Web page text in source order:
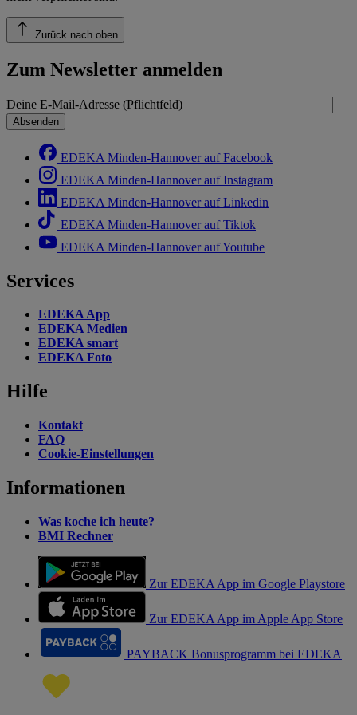
Zurück nach oben
Zum Newsletter anmelden
Deine E-Mail-Adresse (Pflichtfeld)
Absenden
EDEKA Minden-Hannover auf Facebook
EDEKA Minden-Hannover auf Instagram
EDEKA Minden-Hannover auf Linkedin
EDEKA Minden-Hannover auf Tiktok
EDEKA Minden-Hannover auf Youtube
Services
EDEKA App
EDEKA Medien
EDEKA smart
EDEKA Foto
Hilfe
Kontakt
FAQ
Cookie-Einstellungen
Informationen
Was koche ich heute?
BMI Rechner
Zur EDEKA App im Google Playstore
Zur EDEKA App im Apple App Store
PAYBACK Bonusprogramm bei EDEKA